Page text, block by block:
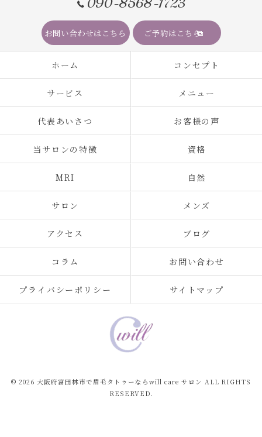
090-8568-1723
お問い合わせはこちら ご予約はこちら
ホーム コンセプト
サービス メニュー
代表あいさつ お客様の声
当サロンの特徴 資格
MRI 自然
サロン メンズ
アクセス ブログ
コラム お問い合わせ
プライバシーポリシー サイトマップ
© 2026 大阪府富田林市で眉毛タトゥーならwill care サロン ALL RIGHTS
RESERVED.